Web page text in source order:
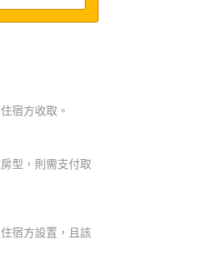
宿方收取。
型，則需支付取
宿方設置，且該